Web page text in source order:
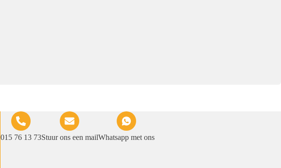
015 76 13 73Stuur ons een mailWhatsapp met ons